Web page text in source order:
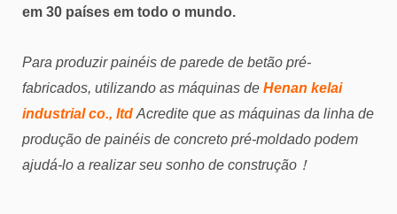
em 30 países em todo o mundo.
Para produzir painéis de parede de betão pré-
fabricados, utilizando as máquinas de Henan kelai
industrial co., ltd Acredite que as máquinas da linha de
produção de painéis de concreto pré-moldado podem
ajudá-lo a realizar seu sonho de construção！